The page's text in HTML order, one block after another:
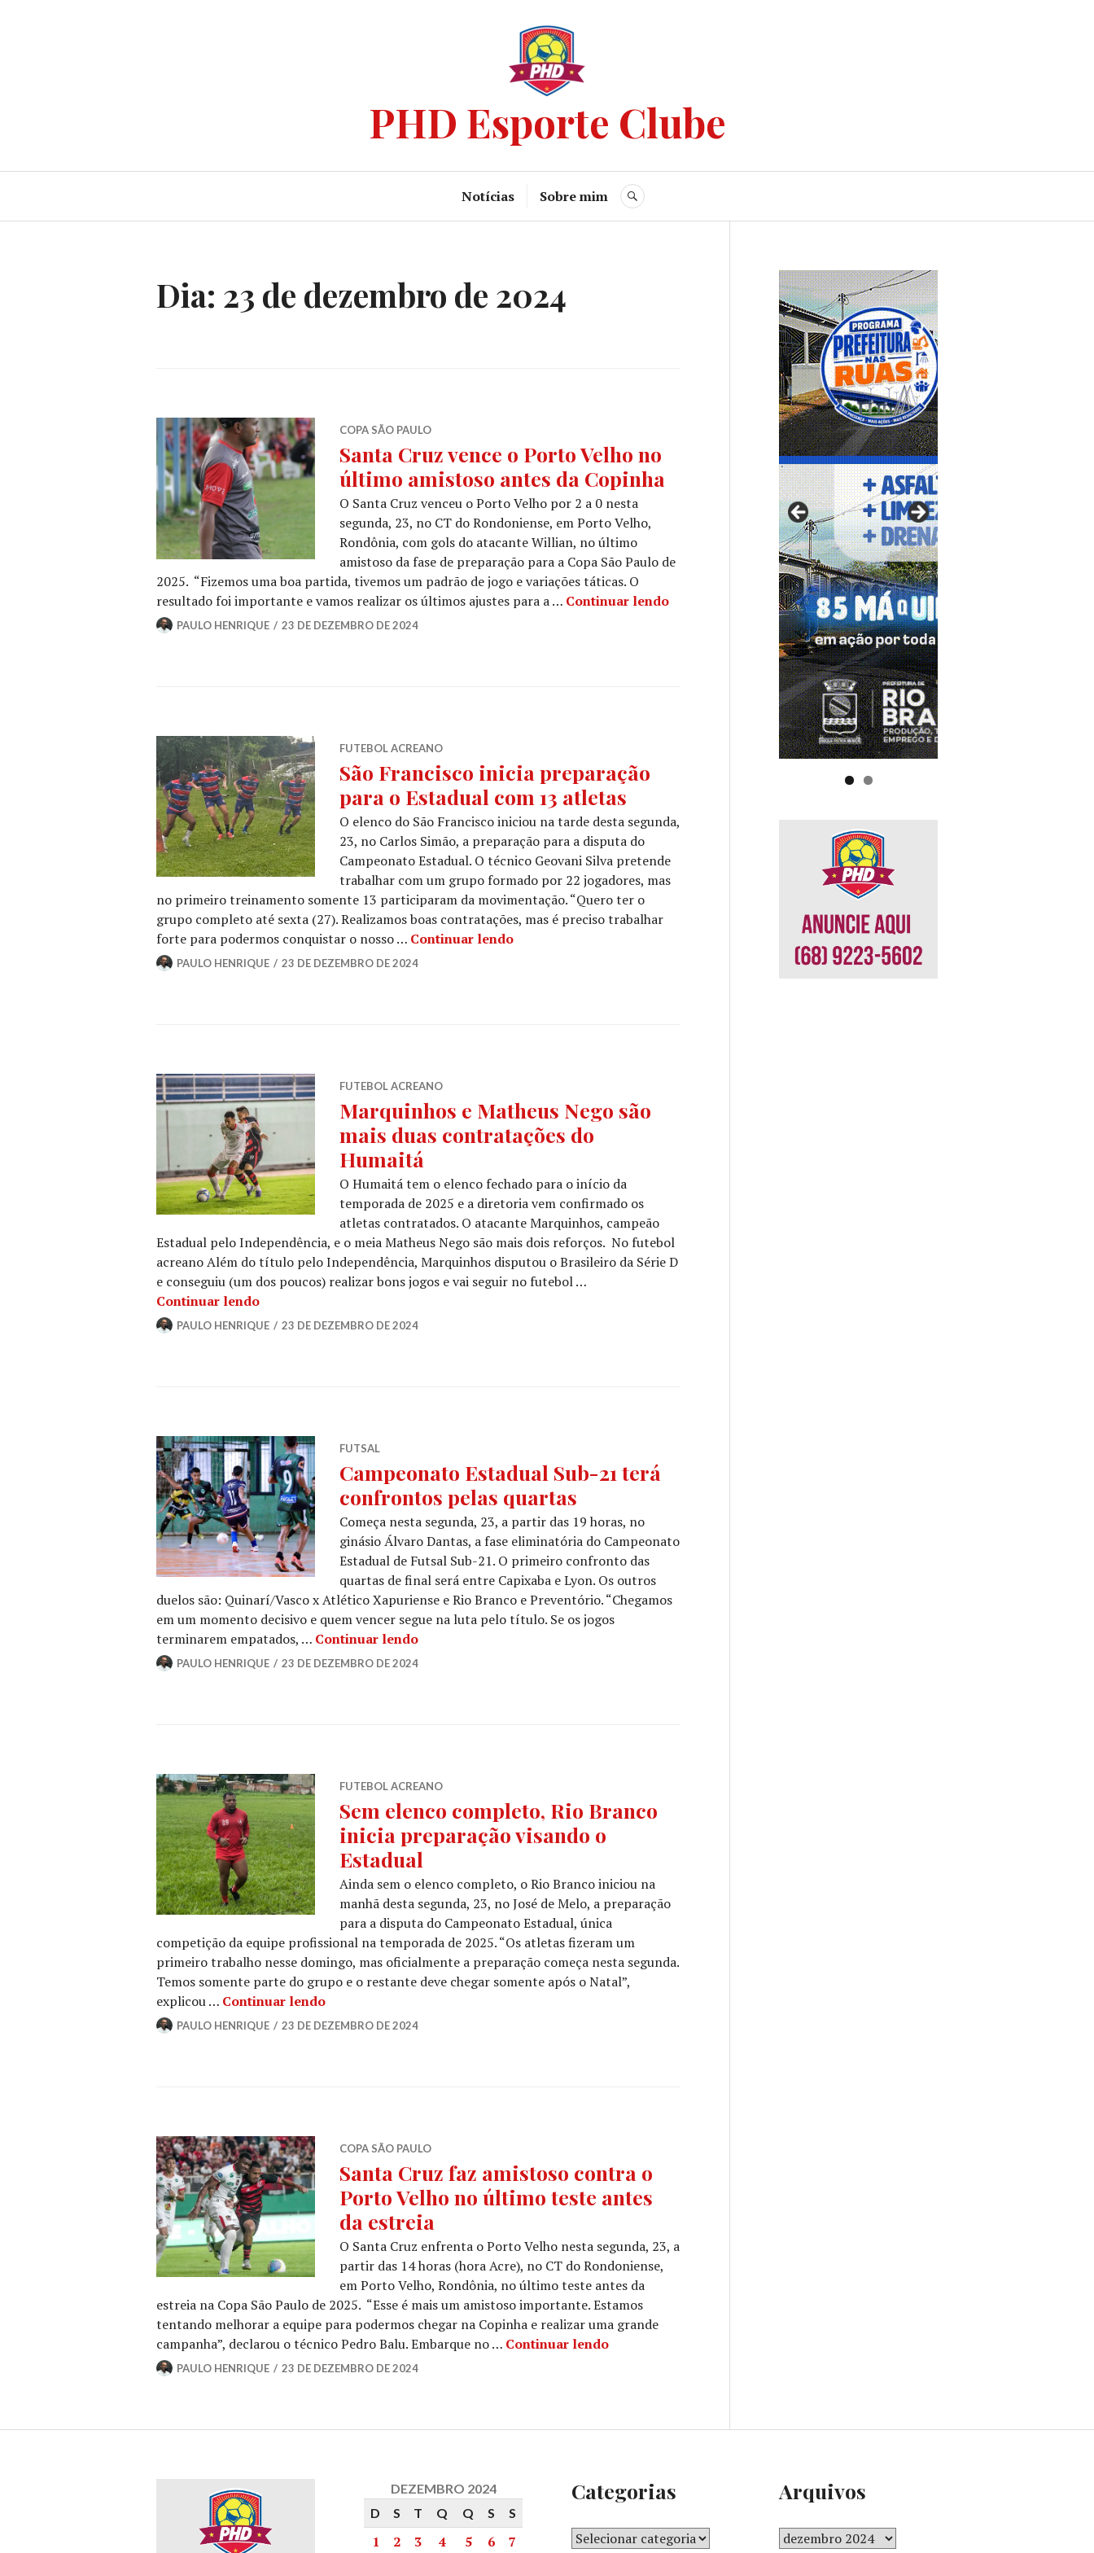
PHD Esporte Clube
Notícias Sobre mim
Dia: 23 de dezembro de 2024
COPA SÃO PAULO
Santa Cruz vence o Porto Velho no
último amistoso antes da Copinha
O Santa Cruz venceu o Porto Velho por 2 a 0 nesta
segunda, 23, no CT do Rondoniense, em Porto Velho,
Rondônia, com gols do atacante Willian, no último
amistoso da fase de preparação para a Copa São Paulo de
2025. “Fizemos uma boa partida, tivemos um padrão de jogo e variações táticas. O
resultado foi importante e vamos realizar os últimos ajustes para a … Continuar lendo
PAULO HENRIQUE 23 DE DEZEMBRO DE 2024
FUTEBOL ACREANO
São Francisco inicia preparação
para o Estadual com 13 atletas
O elenco do São Francisco iniciou na tarde desta segunda,
23, no Carlos Simão, a preparação para a disputa do
Campeonato Estadual. O técnico Geovani Silva pretende
trabalhar com um grupo formado por 22 jogadores, mas
no primeiro treinamento somente 13 participaram da movimentação. “Quero ter o
grupo completo até sexta (27). Realizamos boas contratações, mas é preciso trabalhar
forte para podermos conquistar o nosso … Continuar lendo
PAULO HENRIQUE 23 DE DEZEMBRO DE 2024
FUTEBOL ACREANO
Marquinhos e Matheus Nego são
mais duas contratações do
Humaitá
O Humaitá tem o elenco fechado para o início da
temporada de 2025 e a diretoria vem confirmado os
atletas contratados. O atacante Marquinhos, campeão
Estadual pelo Independência, e o meia Matheus Nego são mais dois reforços. No futebol
acreano Além do título pelo Independência, Marquinhos disputou o Brasileiro da Série D
e conseguiu (um dos poucos) realizar bons jogos e vai seguir no futebol …
Continuar lendo
PAULO HENRIQUE 23 DE DEZEMBRO DE 2024
FUTSAL
Campeonato Estadual Sub-21 terá
confrontos pelas quartas
Começa nesta segunda, 23, a partir das 19 horas, no
ginásio Álvaro Dantas, a fase eliminatória do Campeonato
Estadual de Futsal Sub-21. O primeiro confronto das
quartas de final será entre Capixaba e Lyon. Os outros
duelos são: Quinarí/Vasco x Atlético Xapuriense e Rio Branco e Preventório. “Chegamos
em um momento decisivo e quem vencer segue na luta pelo título. Se os jogos
terminarem empatados, … Continuar lendo
PAULO HENRIQUE 23 DE DEZEMBRO DE 2024
FUTEBOL ACREANO
Sem elenco completo, Rio Branco
inicia preparação visando o
Estadual
Ainda sem o elenco completo, o Rio Branco iniciou na
manhã desta segunda, 23, no José de Melo, a preparação
para a disputa do Campeonato Estadual, única
competição da equipe profissional na temporada de 2025. “Os atletas fizeram um
primeiro trabalho nesse domingo, mas oficialmente a preparação começa nesta segunda.
Temos somente parte do grupo e o restante deve chegar somente após o Natal”,
explicou … Continuar lendo
PAULO HENRIQUE 23 DE DEZEMBRO DE 2024
COPA SÃO PAULO
Santa Cruz faz amistoso contra o
Porto Velho no último teste antes
da estreia
O Santa Cruz enfrenta o Porto Velho nesta segunda, 23, a
partir das 14 horas (hora Acre), no CT do Rondoniense,
em Porto Velho, Rondônia, no último teste antes da
estreia na Copa São Paulo de 2025. “Esse é mais um amistoso importante. Estamos
tentando melhorar a equipe para podermos chegar na Copinha e realizar uma grande
campanha”, declarou o técnico Pedro Balu. Embarque no … Continuar lendo
PAULO HENRIQUE 23 DE DEZEMBRO DE 2024
DEZEMBRO 2024
D
S T Q Q S S
1 2 3 4 5 6 7
Categorias Arquivos